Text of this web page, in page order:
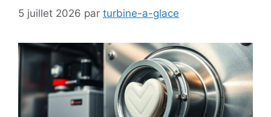
5 juillet 2026 par turbine-a-glace